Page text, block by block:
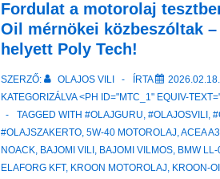
Fordulat a motorolaj
Oil mérnökei közbeszóltak
helyett Poly Tech!
SZERZŐ: OLAJOS VILI ÍRTA
2026.02.18.
KATEGORIZÁLVA <PH ID="MTC_1" EQUIV-
TAGGED WITH#OLAJGURU,#OLAJOSVILI ,
#OLAJSZAKERTO,5W-40 MOTOROLAJ,ACEA
NOACK, BAJOMI VILI , BAJOMI VILMOS, BMW LL-
ELAFORG KFT, KROON MOTOROLAJ, KROON-